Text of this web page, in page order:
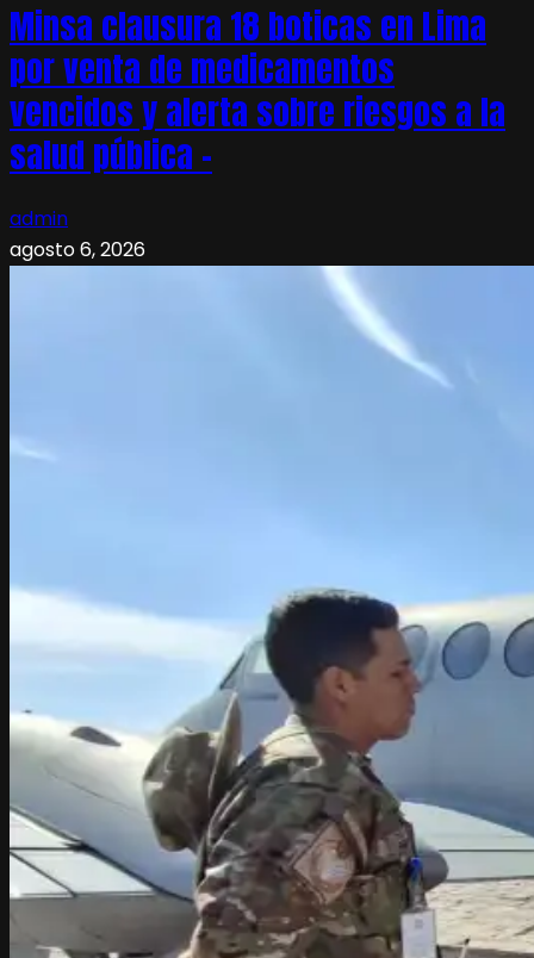
Minsa clausura 18 boticas en Lima
por venta de medicamentos
vencidos y alerta sobre riesgos a la
salud pública –
admin
agosto 6, 2026